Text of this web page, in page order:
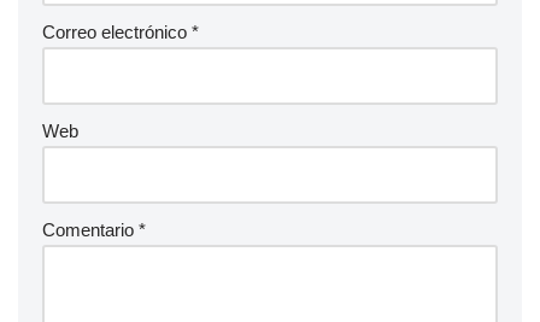
Correo electrónico *
Web
Comentario *